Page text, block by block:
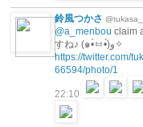
鈴風つかさ
@a_menbou claim
すね♪ (๑•̀ㅂ•́)و✧
https://twitter.com/
66594/photo/1
22:10